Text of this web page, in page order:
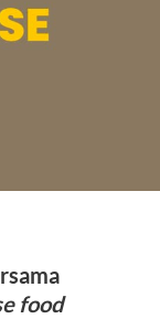
food